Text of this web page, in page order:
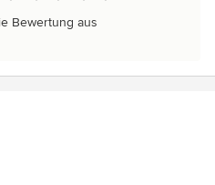
Bewertung aus